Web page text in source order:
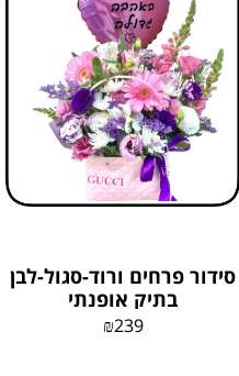
סידור פרחים ורוד-סגול-לבן
בתיק אופנתי
₪239